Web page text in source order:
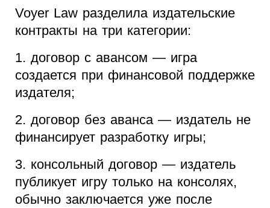
Voyer Law разделила издательские
контракты на три категории:
1. договор с авансом — игра
создается при финансовой поддержке
издателя;
2. договор без аванса — издатель не
финансирует разработку игры;
3. консольный договор — издатель
публикует игру только на консолях,
обычно заключается уже после